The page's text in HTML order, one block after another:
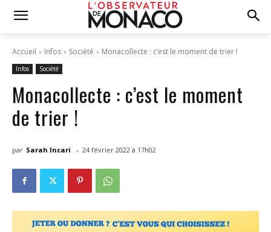
Accueil Infos Société Monacollecte : c’est le moment de trier !
Infos Société
Monacollecte : c’est le moment
de trier !
par Sarah Incari - 24 février 2022 à 17h02